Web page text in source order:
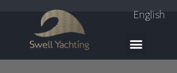
English